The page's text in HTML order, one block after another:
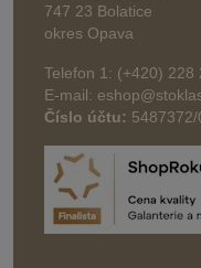
747 23 Bolatice
okres Opava
Telefon 1: (+420) 228
E-mail:
Číslo účtu: 5487372/